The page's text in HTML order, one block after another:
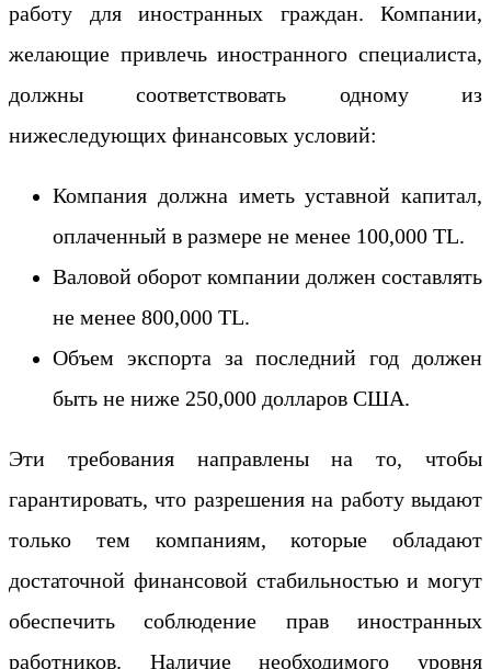
работу для иностранных граждан. Компании,
желающие привлечь иностранного специалиста,
должны соответствовать одному из
нижеследующих финансовых условий:
Компания должна иметь уставной капитал,
оплаченный в размере не менее 100,000 TL.
Валовой оборот компании должен составлять
не менее 800,000 TL.
Объем экспорта за последний год должен
быть не ниже 250,000 долларов США.
Эти требования направлены на то, чтобы
гарантировать, что разрешения на работу выдают
только тем компаниям, которые обладают
достаточной финансовой стабильностью и могут
обеспечить соблюдение прав иностранных
работников. Наличие необходимого уровня